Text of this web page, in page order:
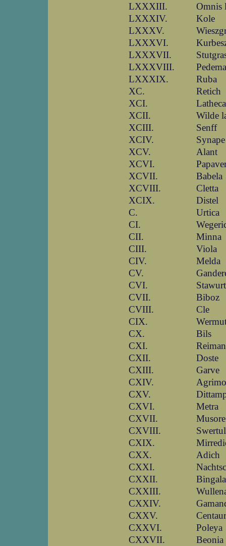
LXXXIII.
Omnis
LXXXIV.
Kole
LXXXV.
LXXXVI.
LXXXVII.
LXXXVIII.
Pedema
LXXXIX.
Ruba
XC.
Retich
XCI.
Latheca
XCII.
Wilde
XCIII.
Senff
XCIV.
Synape
XCV.
Alant
XCVI.
XCVII.
Babela
XCVIII.
Cletta
XCIX.
Distel
C.
Urtica
CI.
CII.
Minna
CIII.
Viola
CIV.
Melda
CV.
CVI.
CVII.
Biboz
CVIII.
Cle
CIX.
CX.
Bils
CXI.
Reiman
CXII.
Doste
CXIII.
Garve
CXIV.
CXV.
CXVI.
Metra
CXVII.
Musore
CXVIII.
CXIX.
CXX.
Adich
CXXI.
CXXII.
Bingala
CXXIII.
CXXIV.
CXXV.
CXXVI.
Poleya
CXXVII.
Beonia